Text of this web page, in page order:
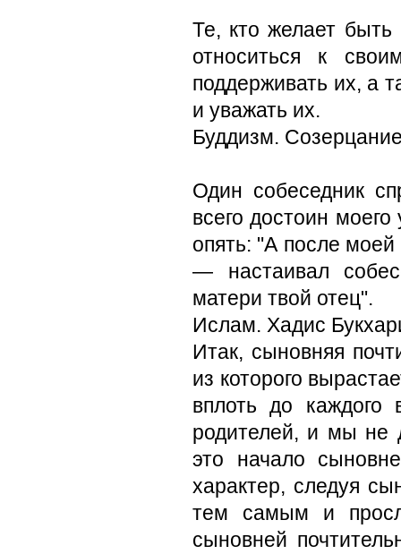
Те, кто желает
относиться к
поддерживать их, а
и уважать их.
Буддизм.
Один собеседник
всего достоин
опять: "А после
— настаивал
матери твой отец".
Ислам. Хадис
Итак, сыновняя
из которого
вплоть до
родителей, и мы не
это начало
характер, следуя
тем самым и
сыновней